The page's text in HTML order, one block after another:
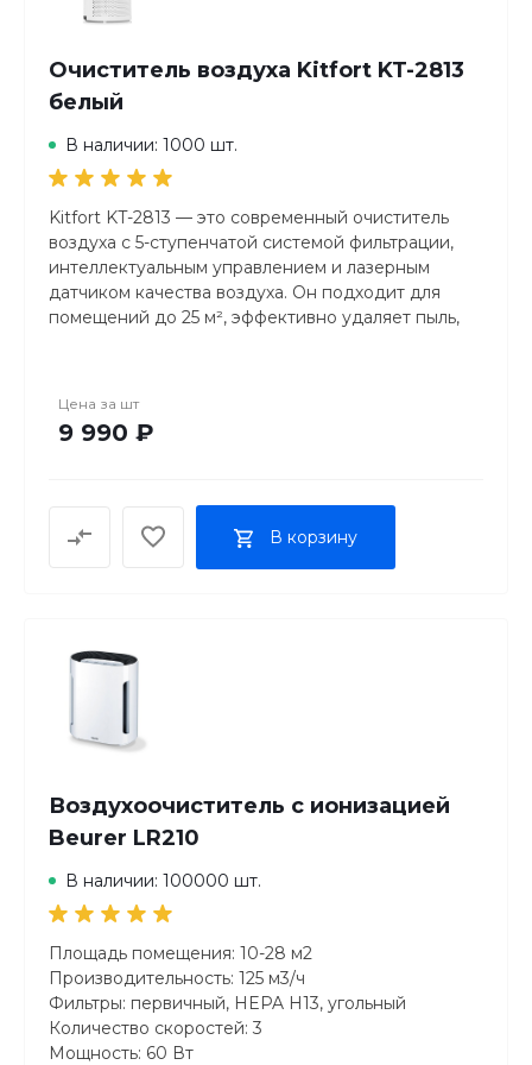
Очиститель воздуха Kitfort KT-2813
белый
В наличии: 1000 шт.
Kitfort KT-2813 — это современный очиститель
воздуха с 5-ступенчатой системой фильтрации,
интеллектуальным управлением и лазерным
датчиком качества воздуха. Он подходит для
помещений до 25 м², эффективно удаляет пыль,
ночного режима и функция ионизации.
Цена за шт
9 990 ₽
В корзину
Воздухоочиститель с ионизацией
Beurer LR210
В наличии: 100000 шт.
Площадь помещения: 10-28 м2
Производительность: 125 м3/ч
Фильтры: первичный, HEPA H13, угольный
Количество скоростей: 3
Мощность: 60 Вт